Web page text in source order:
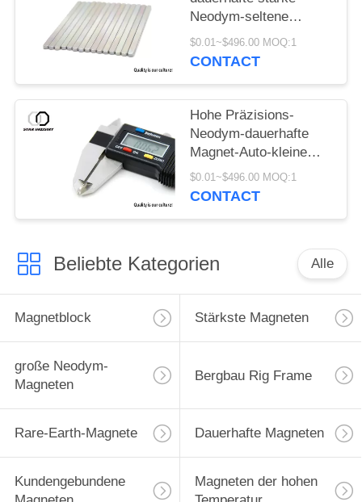
Neodym-seltene
Erdmagneten Magnet-
N52
$0.01~$496.00 MOQ:1
CONTACT
Hohe Präzisions-
Neodym-dauerhafte
Magnet-Auto-kleine
Neodym-Magneten
$0.01~$496.00 MOQ:1
CONTACT
Beliebte Kategorien Alle
Magnetblock Stärkste Magneten
große Neodym-
Magneten
Bergbau Rig Frame
Rare-Earth-Magnete Dauerhafte Magneten
Kundengebundene
Magneten der hohen